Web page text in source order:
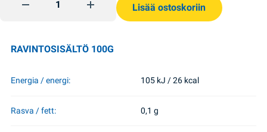
Lisää ostoskoriin
RAVINTOSISÄLTÖ 100G
Energia / energi: 105 kJ / 26 kcal
Rasva / fett: 0,1 g